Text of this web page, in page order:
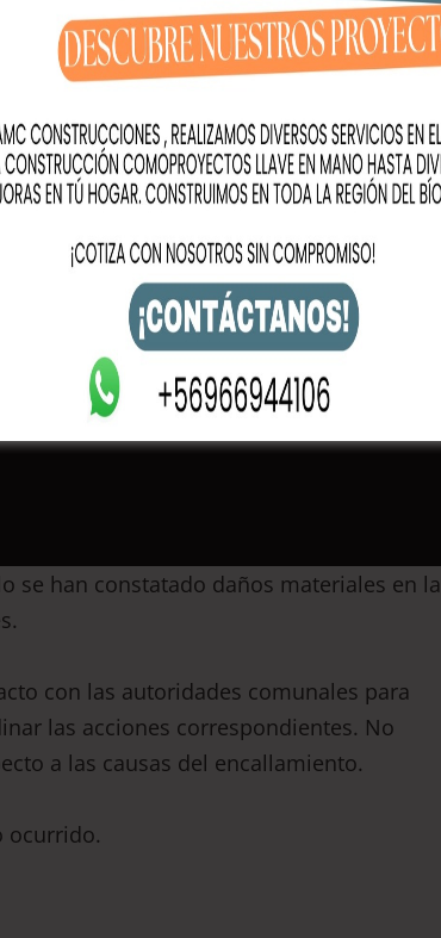
se han constatado daños materiales en la
con las autoridades comunales para
las acciones correspondientes. No
a las causas del encallamiento.
ocurrido.